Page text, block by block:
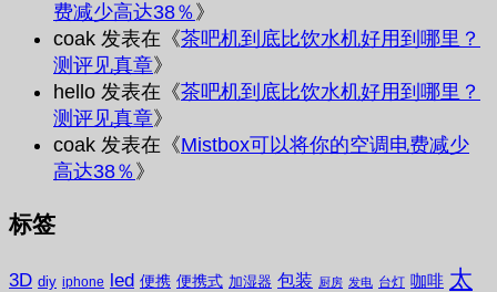
费减少高达38％ 》
coak 发表在《茶吧机到底比饮水机好用到哪里？
测评见真章》
hello 发表在《茶吧机到底比饮水机好用到哪里？
测评见真章》
coak 发表在《Mistbox可以将你的空调电费减少
高达38％ 》
标签
3D diy iphone led 便携 便携式 加湿器 包装 厨房 发电 台灯 咖啡 太